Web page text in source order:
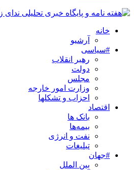
خانه
آرشیو
#سیاسی
رهبر انقلاب
دولت
مجلس
وزارت امور خارجه
احزاب و تشکلها
اقتصاد
بانک ها
بیمه‌ها
نفت و انرژی
تبلیغات
#جهان
بین الملل